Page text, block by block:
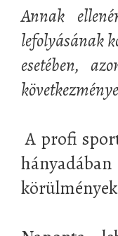
Annak
lefolyásának
esetében,
A profi